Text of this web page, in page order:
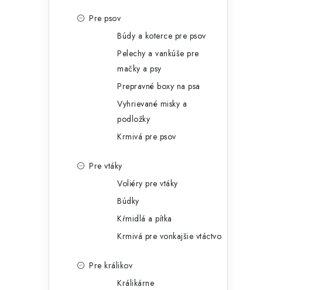
Pre psov
Búdy a koterce pre psov
Pelechy a vankúše pre
mačky a psy
Prepravné boxy na psa
Vyhrievané misky a
podložky
Krmivá pre psov
Pre vtáky
Voliéry pre vtáky
Búdky
Kŕmidlá a pítka
Krmivá pre vonkajšie vtáctvo
Pre králikov
Králikárne